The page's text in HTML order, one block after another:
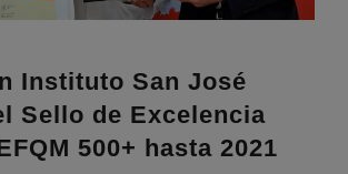
Instituto San José
Sello de Excelencia
500+ hasta 2021